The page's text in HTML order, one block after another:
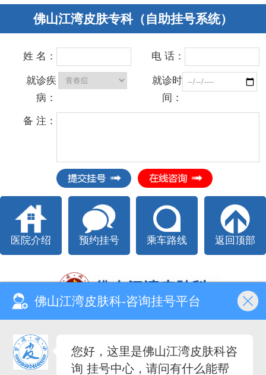
佛山江湾皮肤专科（自助挂号系统）
姓 名： 电 话：
就诊疾
病：
就诊时
间：
备 注：
医院介绍 预约挂号 乘车路线 返回顶部
Copyright @ All right reserved.
电话：0757-82133338
医院地址：佛山市禅城区江湾二路13号（石湾客运站旁）
佛山江湾皮肤科-咨询挂号平台
您好，这里是佛山江湾皮肤科咨
询 挂号中心，请问有什么能帮